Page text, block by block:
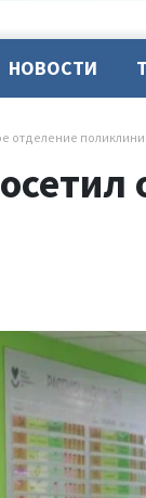
НОВОСТИ
отделение